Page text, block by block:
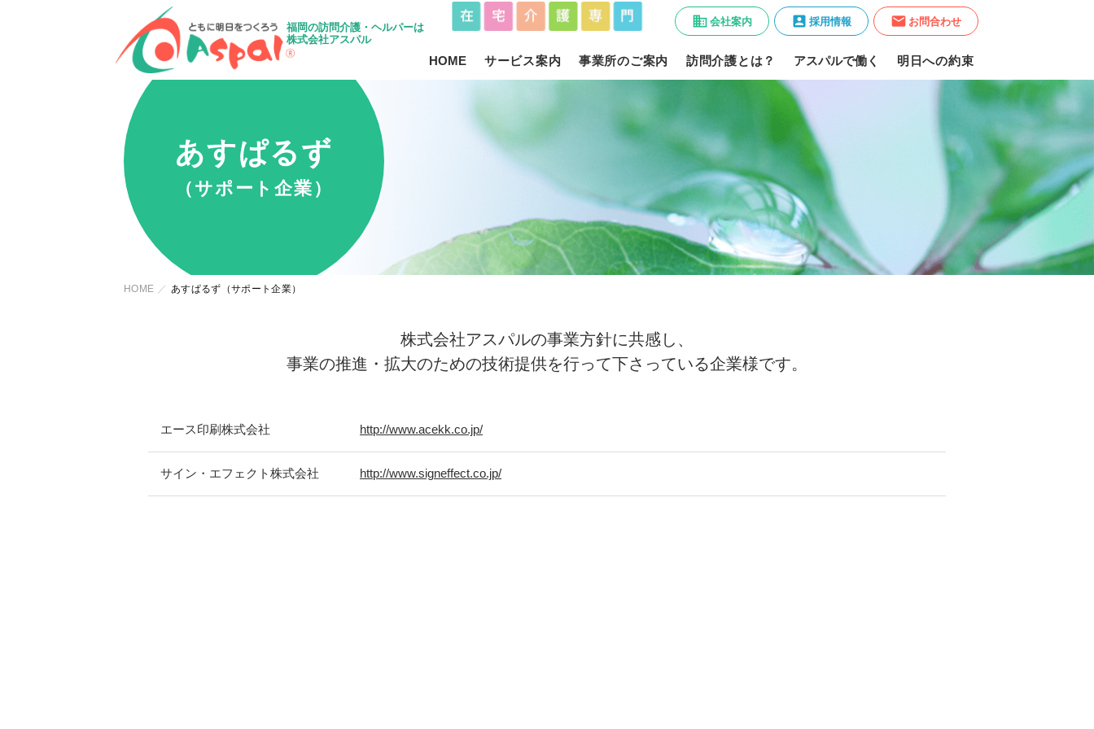
福岡の訪問介護・ヘルパーは
株式会社アスパル
business 会社案内 account_box 採用情報 mail お問合わせ
HOME サービス案内 事業所のご案内 訪問介護とは？ アスパルで働く 明日への約束
あすぱるず
（サポート企業）
HOME あすぱるず（サポート企業）
株式会社アスパルの事業方針に共感し、
事業の推進・拡大のための技術提供を行って下さっている企業様です。
エース印刷株式会社 http://www.acekk.co.jp/
サイン・エフェクト株式会社 http://www.signeffect.co.jp/